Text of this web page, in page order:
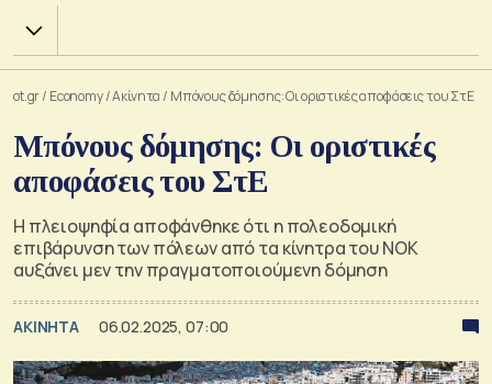
Χ.Α.
ot.gr/ Economy/Ακίνητα / Μπόνους δόμησης: Οι οριστικές αποφάσεις του ΣτΕ
Μπόνους δόμησης: Οι οριστικές
αποφάσεις του ΣτΕ
Η πλειοψηφία αποφάνθηκε ότι η πολεοδομική
επιβάρυνση των πόλεων από τα κίνητρα του ΝΟΚ
αυξάνει μεν την πραγματοποιούμενη δόμηση
ΑΚΙΝΗΤΑ 06.02.2025, 07:00